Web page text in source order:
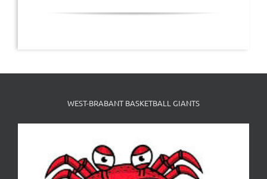
WEST-BRABANT BASKETBALL GIANTS